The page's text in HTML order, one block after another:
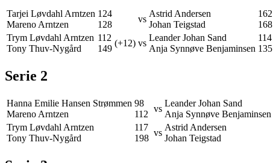
Tarjei Løvdahl Arntzen
Mareno Arntzen
124
128
vs
Astrid Andersen
Johan Teigstad
162
168
Trym Løvdahl Arntzen
Tony Thuv-Nygård
112
149
(+12) vs
Leander Johan Sand
Anja Synnøve Benjaminsen
114
135
Serie 2
Hanna Emilie Hansen Strømmen
Mareno Arntzen
98
112
vs
Leander Johan Sand
Anja Synnøve Benjaminsen
Trym Løvdahl Arntzen
Tony Thuv-Nygård
117
198
vs
Astrid Andersen
Johan Teigstad